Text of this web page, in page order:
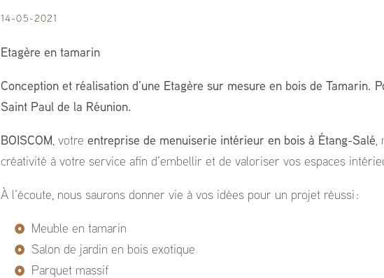
14-05-2021
Etagère en tamarin
Conception et réalisation d’une Etagère sur mesure en bois de Tamarin.
Saint Paul de la Réunion.
BOISCOM, votre entreprise de menuiserie intérieur en bois à Étang-Salé,
créativité à votre service afin d’embellir et de valoriser vos espaces
À l’écoute, nous saurons donner vie à vos idées pour un projet réussi :
Meuble en tamarin
Salon de jardin en bois exotique
Parquet massif